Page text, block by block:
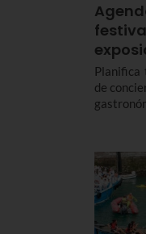
Planifica
de